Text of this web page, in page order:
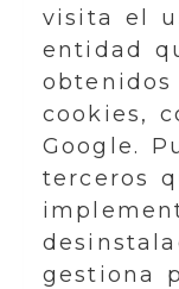
visita el
entidad
cookies,
Google.
terceros
gestiona